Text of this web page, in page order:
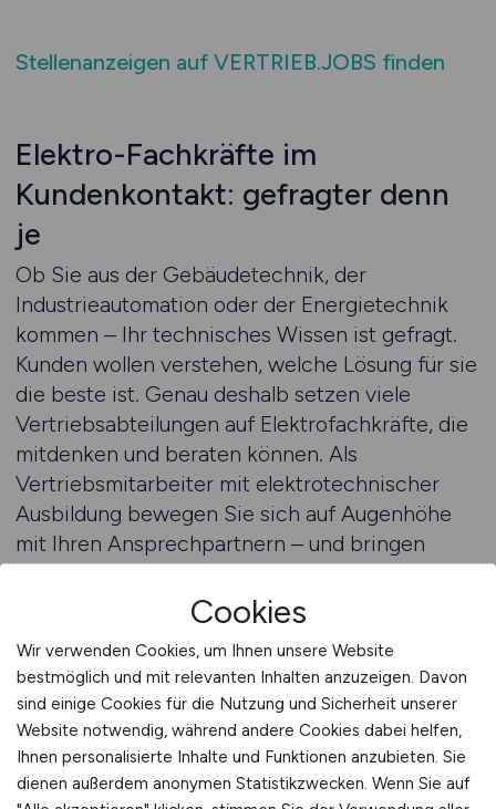
Stellenanzeigen auf VERTRIEB.JOBS finden
Elektro-Fachkräfte im
Kundenkontakt: gefragter denn
je
Ob Sie aus der Gebäudetechnik, der
Industrieautomation oder der Energietechnik
kommen – Ihr technisches Wissen ist gefragt.
Kunden wollen verstehen, welche Lösung für sie
die beste ist. Genau deshalb setzen viele
Vertriebsabteilungen auf Elektrofachkräfte, die
mitdenken und beraten können. Als
Vertriebsmitarbeiter mit elektrotechnischer
Ausbildung bewegen Sie sich auf Augenhöhe
mit Ihren Ansprechpartnern – und bringen
Projekte zum Erfolg. Auf VERTRIEB.JOBS finden
Sie Stellenangebote, die dieses Potenzial
Unternehmen, an zukunftsweisenden Produkten
und mit einem hohen Maß an
Eigenverantwortung. Genau das macht den
Vertrieb in der Elektrotechnik so spannend –
und so lohnend.
Cookies
Wir verwenden Cookies, um Ihnen unsere Website
bestmöglich und mit relevanten Inhalten anzuzeigen. Davon
sind einige Cookies für die Nutzung und Sicherheit unserer
Website notwendig, während andere Cookies dabei helfen,
Ihnen personalisierte Inhalte und Funktionen anzubieten. Sie
dienen außerdem anonymen Statistikzwecken. Wenn Sie auf